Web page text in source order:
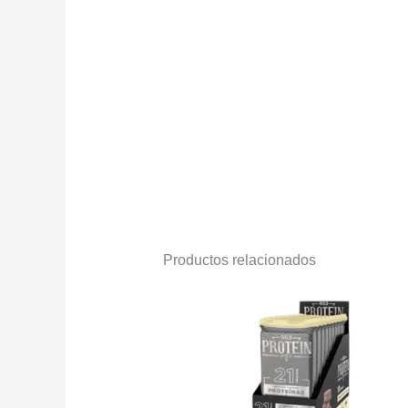
Productos relacionados